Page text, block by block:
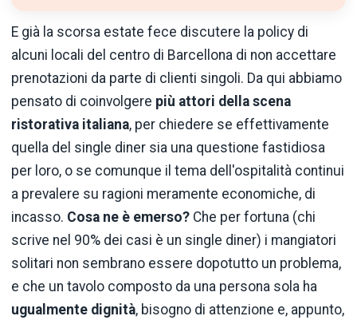
E già la scorsa estate fece discutere la policy di
alcuni locali del centro di Barcellona di non accettare
prenotazioni da parte di clienti singoli. Da qui abbiamo
pensato di coinvolgere più attori della scena
ristorativa italiana, per chiedere se effettivamente
quella del single diner sia una questione fastidiosa
per loro, o se comunque il tema dell'ospitalità continui
a prevalere su ragioni meramente economiche, di
incasso. Cosa ne è emerso? Che per fortuna (chi
scrive nel 90% dei casi è un single diner) i mangiatori
solitari non sembrano essere dopotutto un problema,
e che un tavolo composto da una persona sola ha
ugualmente dignità, bisogno di attenzione e, appunto,